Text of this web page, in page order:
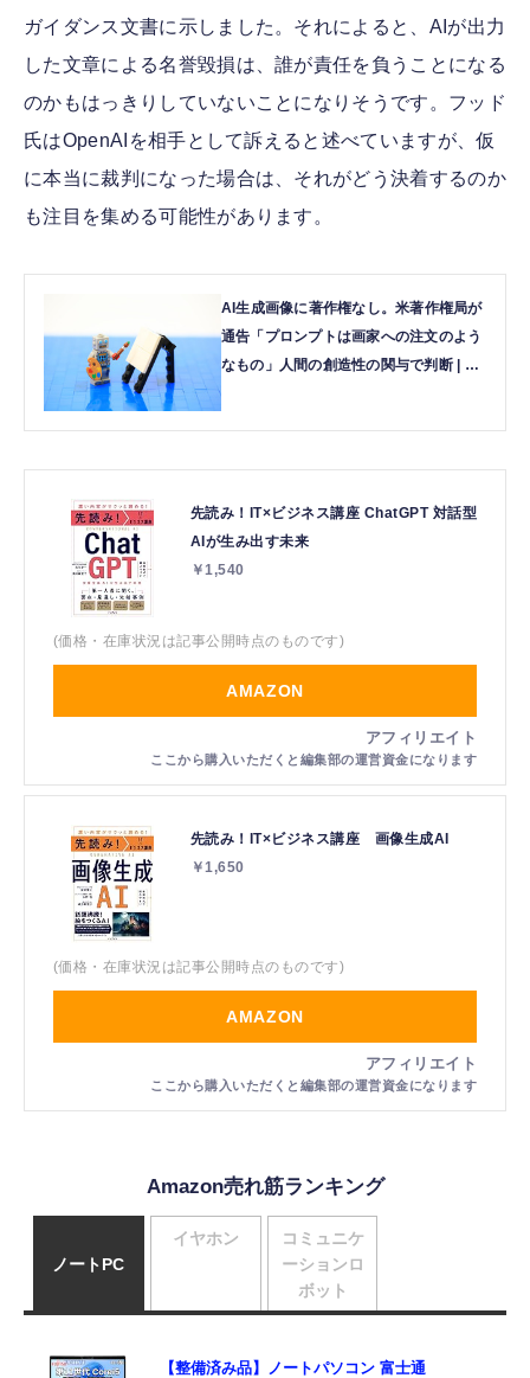
ガイダンス文書に示しました。それによると、AIが出力
した文章による名誉毀損は、誰が責任を負うことになる
のかもはっきりしていないことになりそうです。フッド
氏はOpenAIを相手として訴えると述べていますが、仮
に本当に裁判になった場合は、それがどう決着するのか
も注目を集める可能性があります。
AI生成画像に著作権なし。米著作権局が
通告「プロンプトは画家への注文のよう
なもの」人間の創造性の関与で判断 | テ
先読み！IT×ビジネス講座 ChatGPT 対話型
AIが生み出す未来
￥1,540
(価格・在庫状況は記事公開時点のものです)
AMAZON
先読み！IT×ビジネス講座 画像生成AI
￥1,650
(価格・在庫状況は記事公開時点のものです)
AMAZON
Amazon売れ筋ランキング
ノートPC
【整備済み品】ノートパソコン 富士通
イヤホン
コミュニケ
ーションロ
ボット